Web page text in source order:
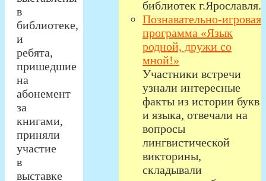
в
библиотеке,
и
ребята,
пришедшие
на
абонемент
за
книгами,
приняли
участие
в
выставке
библиотек г.Ярославля.
Познавательно-игровая
программа «Язык
родной, дружи со
мной!»
Участники встречи
узнали интересные
факты из истории букв
и языка, отвечали на
вопросы
лингвистической
викторины,
складывали